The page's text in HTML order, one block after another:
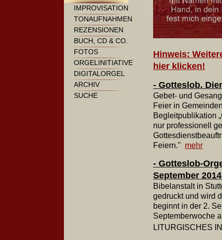
IMPROVISATION
TONAUFNAHMEN
REZENSIONEN
BUCH, CD & CO.
FOTOS
ORGELINITIATIVE
DIGITALORGEL
ARCHIV
SUCHE
Hinweis:
hier klicken!
- Gotteslob.
Gebet- und
Feier in
Begleitpublikation
nur professionell
Feiern." mehr
- Gotteslob-
September
Bibelanstalt in
gedruckt und wird
beginnt in der 2.
Septemberwoche
LITURGISCHES